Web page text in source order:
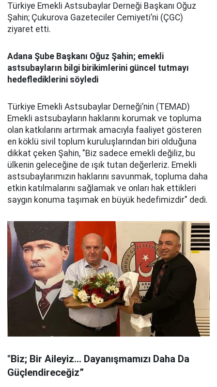
Türkiye Emekli Astsubaylar Derneği Başkanı Oğuz
Şahin; Çukurova Gazeteciler Cemiyeti’ni (ÇGC)
ziyaret etti.
Adana Şube Başkanı Oğuz Şahin; emekli
astsubayların bilgi birikimlerini güncel tutmayı
hedeflediklerini söyledi
Türkiye Emekli Astsubaylar Derneği’nin (TEMAD)
Emekli astsubayların haklarını korumak ve topluma
olan katkılarını artırmak amacıyla faaliyet gösteren
en köklü sivil toplum kuruluşlarından biri olduğuna
dikkat çeken Şahin, "Biz sadece emekli değiliz, bu
ülkenin geleceğine de ışık tutan değerleriz. Emekli
astsubaylarımızın haklarını savunmak, topluma daha
etkin katılmalarını sağlamak ve onları hak ettikleri
saygın konuma taşımak en büyük hedefimizdir" dedi.
"Biz; Bir Aileyiz… Dayanışmamızı Daha Da
Güçlendireceğiz”